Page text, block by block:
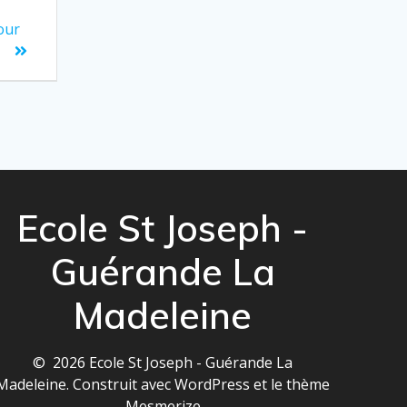
Ecole St Joseph -
Guérande La
Madeleine
© 2026 Ecole St Joseph - Guérande La
Construit avec WordPress et lethème